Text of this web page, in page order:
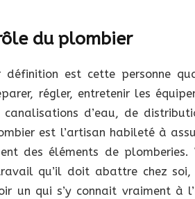
du plombier
définition est cette personne
régler, entretenir les
d’eau, de
est l’artisan habileté à
des éléments de plomberies.
qu’il doit abattre chez
un qui s’y connait vraiment à